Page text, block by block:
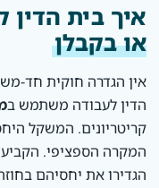
איך בית
או בקבלן
אין הגדרה חוקית חד-
הדין לעבודה משתמש ב
קריטריונים. המשקל
המקרה הספציפי.
הגדירו את יחסיהם